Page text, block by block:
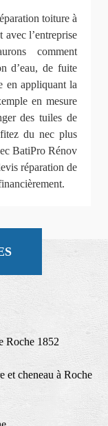
toiture à
avec l’entreprise
comment
d’eau, de fuite
en appliquant la
en mesure
des tuiles de
du nec plus
BatiPro Rénov
réparation de
Roche 1852
et cheneau à Roche